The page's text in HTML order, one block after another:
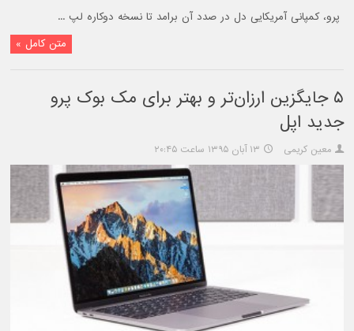
پرو، کمپانی آمریکایی دل در صدد آن برامد تا نسخه دوکاره لپ ...
متن کامل »
۵ جایگزین ارزان‌تر و بهتر برای مک بوک پرو
جدید اپل
معین کریمی ۱۳ آبان ۱۳۹۵ ساعت ۲۰:۴۵